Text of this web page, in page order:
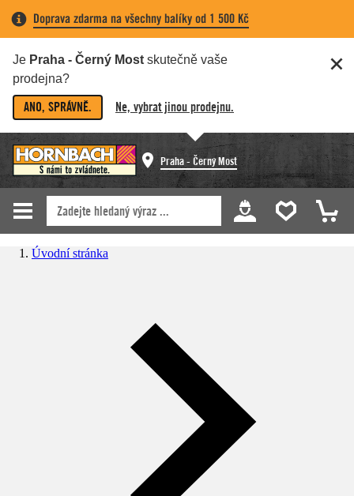
Doprava zdarma na všechny balíky od 1 500 Kč
Je Praha - Černý Most skutečně vaše
prodejna?
ANO, SPRÁVNĚ. Ne, vybrat jinou prodejnu.
Praha - Černý Most
Úvodní stránka